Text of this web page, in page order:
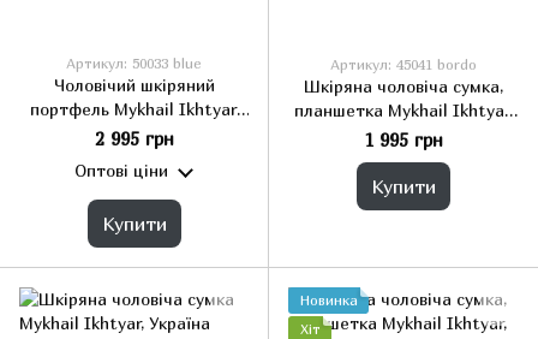
Артикул: 50033 blue
Чоловічий шкіряний
портфель Mykhail Ikhtyar,
Україна синій
2 995 грн
Оптові ціни
Купити
Артикул: 45041 bordo
Шкіряна чоловіча сумка,
планшетка Mykhail Ikhtyar,
Україна бордова
1 995 грн
Купити
Новинка
Хіт